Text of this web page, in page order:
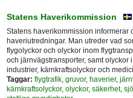
Statens Haverikommission
Statens haverikommission informerar
haveriutredningar. Man utreder vad
flygolyckor och olyckor inom
och järnvägstransporter, samt olyckor
industrier, kärnkraftsolyckor och
Taggar: flygtrafik, gruvor, haverier,
kärnkraftsolyckor, olyckor, säkerhet,